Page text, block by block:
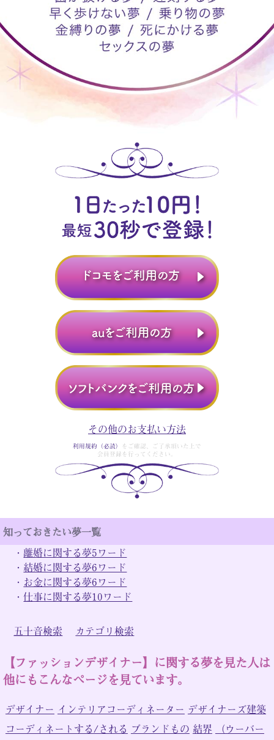
その他のお支払い方法
利用規約（必読）
をご確認、ご了承頂いた上で
会員登録を行ってください。
知っておきたい夢一覧
・ 離婚に関する夢5ワード
・ 結婚に関する夢6ワード
・ お金に関する夢6ワード
・仕事に関する夢10ワード
五十音検索 カテゴリ検索
【ファッションデザイナー】に関する夢を見た人は
他にもこんなページを見ています。
デザイナー インテリアコーディネーター デザイナーズ建築
コーディネートする/される ブランドもの 結界 （ウーバー